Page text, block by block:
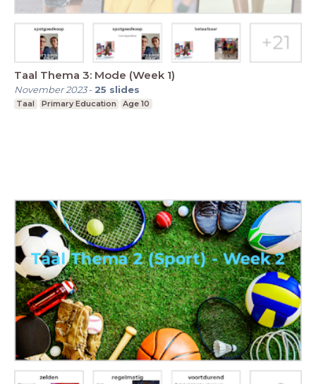
Taal Thema 3: Mode (Week 1)
November 2023- 25 slides
Taal Primary Education Age 10